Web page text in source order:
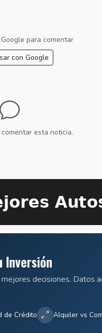
para comentar
con Google
esta noticia.
decisiones. Datos
de Crédito Alquiler vs